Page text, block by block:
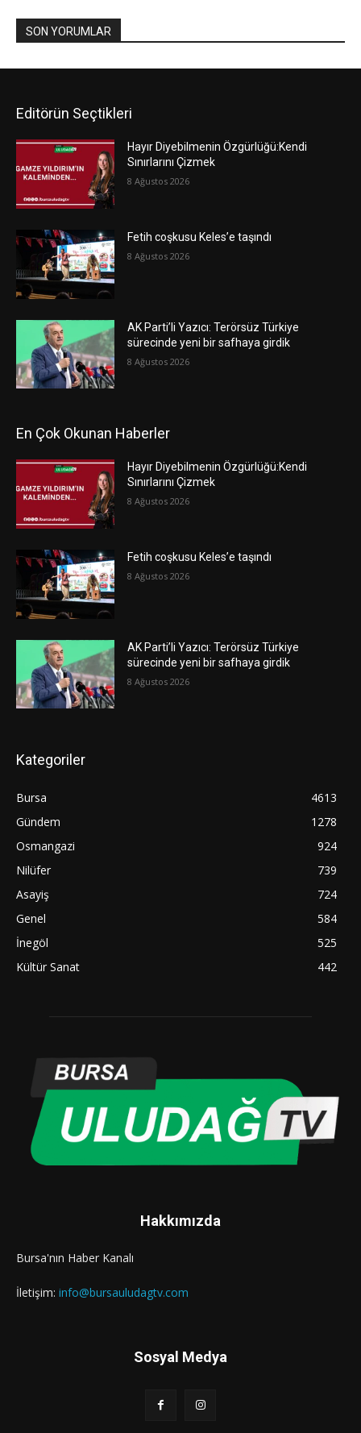
SON YORUMLAR
Editörün Seçtikleri
Hayır Diyebilmenin Özgürlüğü:Kendi
Sınırlarını Çizmek
8 Ağustos 2026
Fetih coşkusu Keles’e taşındı
8 Ağustos 2026
AK Parti’li Yazıcı: Terörsüz Türkiye
sürecinde yeni bir safhaya girdik
8 Ağustos 2026
En Çok Okunan Haberler
Hayır Diyebilmenin Özgürlüğü:Kendi
Sınırlarını Çizmek
8 Ağustos 2026
Fetih coşkusu Keles’e taşındı
8 Ağustos 2026
AK Parti’li Yazıcı: Terörsüz Türkiye
sürecinde yeni bir safhaya girdik
8 Ağustos 2026
Kategoriler
Bursa
4613
Gündem
1278
Osmangazi
924
Nilüfer
739
Asayiş
724
Genel
584
İnegöl
525
Kültür Sanat
442
Hakkımızda
Bursa'nın Haber Kanalı
İletişim: info@bursauludagtv.com
Sosyal Medya